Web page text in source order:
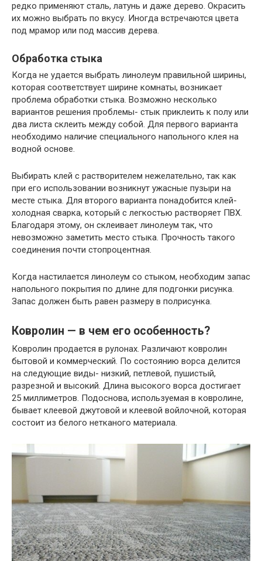
редко применяют сталь, латунь и даже дерево. Окрасить
их можно выбрать по вкусу. Иногда встречаются цвета
под мрамор или под массив дерева.
Обработка стыка
Когда не удается выбрать линолеум правильной ширины,
которая соответствует ширине комнаты, возникает
проблема обработки стыка. Возможно несколько
вариантов решения проблемы- стык приклеить к полу или
два листа склеить между собой. Для первого варианта
необходимо наличие специального напольного клея на
водной основе.
Выбирать клей с растворителем нежелательно, так как
при его использовании возникнут ужасные пузыри на
месте стыка. Для второго варианта понадобится клей-
холодная сварка, который с легкостью растворяет ПВХ.
Благодаря этому, он склеивает линолеум так, что
невозможно заметить место стыка. Прочность такого
соединения почти стопроцентная.
Когда настилается линолеум со стыком, необходим запас
напольного покрытия по длине для подгонки рисунка.
Запас должен быть равен размеру в полрисунка.
Ковролин — в чем его особенность?
Ковролин продается в рулонах. Различают ковролин
бытовой и коммерческий. По состоянию ворса делится
на следующие виды- низкий, петлевой, пушистый,
разрезной и высокий. Длина высокого ворса достигает
25 миллиметров. Подоснова, используемая в ковролине,
бывает клеевой джутовой и клеевой войлочной, которая
состоит из белого нетканого материала.